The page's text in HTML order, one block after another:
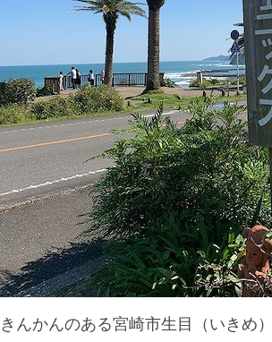
きんかんのある宮崎市生目（いきめ